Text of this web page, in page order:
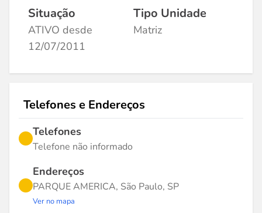
Situação
ATIVO desde
12/07/2011
Tipo Unidade
Matriz
Telefones e Endereços
Telefones
Telefone não informado
Endereços
PARQUE AMERICA, São Paulo, SP
Ver no mapa